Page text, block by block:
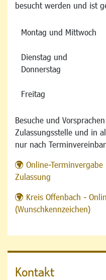
besucht werden und ist
Montag und Mittwoch
Dienstag und
Donnerstag
Freitag
Besuche und
Zulassungsstelle und in
nur nach
Online-
Zulassung
Kreis Offenbach -
(Wunschkennzeichen)
Kontakt